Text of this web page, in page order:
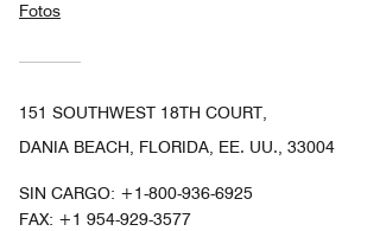
Fotos
151 SOUTHWEST 18TH COURT,
DANIA BEACH, FLORIDA, EE. UU., 33004
SIN CARGO: +1-800-936-6925
FAX: +1 954-929-3577